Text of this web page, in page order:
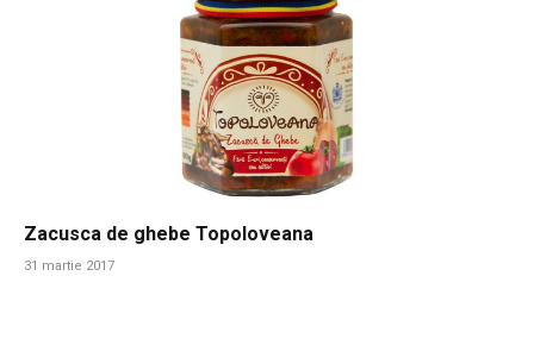
Zacusca de ghebe Topoloveana
31 martie 2017